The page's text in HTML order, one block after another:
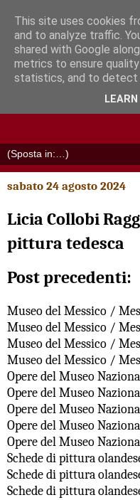
sabato 24 agosto 2024
Licia Collobi
pittura tedesca
Post precedenti:
Museo del Messico /
Museo del Messico /
Museo del Messico /
Museo del Messico /
Opere del Museo
Opere del Museo
Opere del Museo
Opere del Museo
Opere del Museo
Schede di pittura
Schede di pittura
Schede di pittura
This site uses cookies
and to analyze traffic.
shared with Google
metrics to ensure
statistics, and to detect